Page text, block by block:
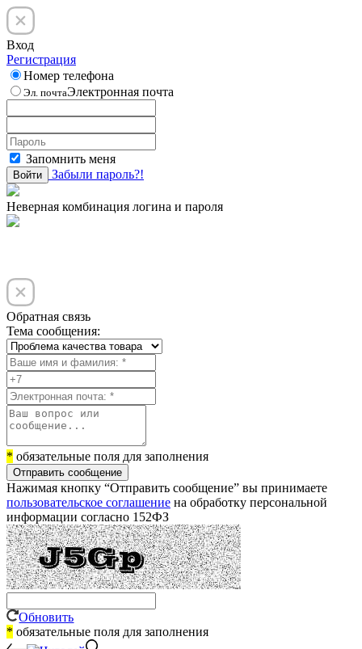
Вход
Регистрация
Номер телефона
Эл. почтаЭлектронная почта
Запомнить меня
Войти Забыли пароль?!
Неверная комбинация логина и пароля
Обратная связь
Тема сообщения:
* обязательные поля для заполнения
Отправить сообщение
Нажимая кнопку “Отправить сообщение” вы принимаете
пользовательское соглашение на обработку персональной
информации согласно 152ФЗ
Обновить
* обязательные поля для заполнения